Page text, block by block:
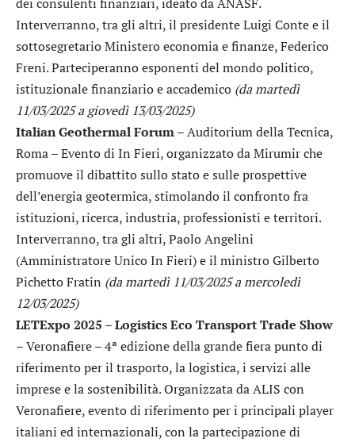
Interverranno, tra gli altri, il presidente Luigi Conte e il
sottosegretario Ministero economia e finanze, Federico
Freni. Parteciperanno esponenti del mondo politico,
istituzionale finanziario e accademico (da martedì
11/03/2025 a giovedì 13/03/2025)
Italian Geothermal Forum– Auditorium della Tecnica,
Roma – Evento di In Fieri, organizzato da Mirumir che
promuove il dibattito sullo stato e sulle prospettive
dell’energia geotermica, stimolando il confronto fra
istituzioni, ricerca, industria, professionisti e territori.
Interverranno, tra gli altri, Paolo Angelini
(Amministratore Unico In Fieri) e il ministro Gilberto
Pichetto Fratin (da martedì 11/03/2025 a mercoledì
12/03/2025)
LETExpo 2025 – Logistics Eco Transport Trade Show
– Veronafiere – 4ª edizione della grande fiera punto di
riferimento per il trasporto, la logistica, i servizi alle
imprese e la sostenibilità. Organizzata da ALIS con
Veronafiere, evento di riferimento per i principali player
italiani ed internazionali, con la partecipazione di